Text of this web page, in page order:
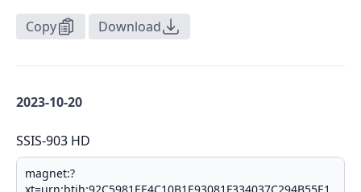
Copy Download
2023-10-20
SSIS-903 HD